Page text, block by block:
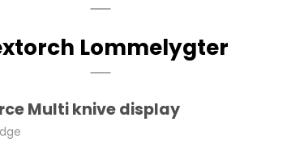
Lommelygter
Multi knive display